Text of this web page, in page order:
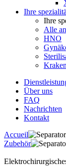
Ihre
Ihre
Alle
HNO
Über uns
FAQ
Nachrichten
Kontakt
Accueil
Zubehör